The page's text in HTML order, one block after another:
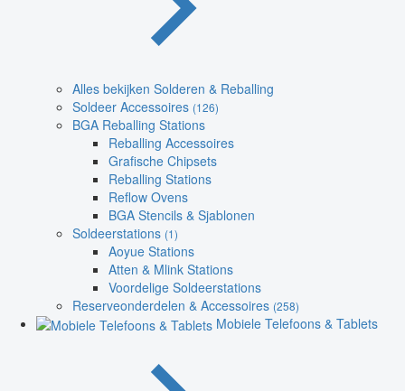
Alles bekijken Solderen & Reballing
Soldeer Accessoires (126)
BGA Reballing Stations
Reballing Accessoires
Grafische Chipsets
Reballing Stations
Reflow Ovens
BGA Stencils & Sjablonen
Soldeerstations (1)
Aoyue Stations
Atten & Mlink Stations
Voordelige Soldeerstations
Reserveonderdelen & Accessoires (258)
Mobiele Telefoons & Tablets